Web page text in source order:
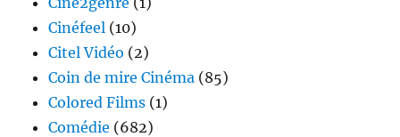
Cinéfeel (10)
Citel Vidéo (2)
Coin de mire Cinéma (85)
Colored Films (1)
Comédie (682)